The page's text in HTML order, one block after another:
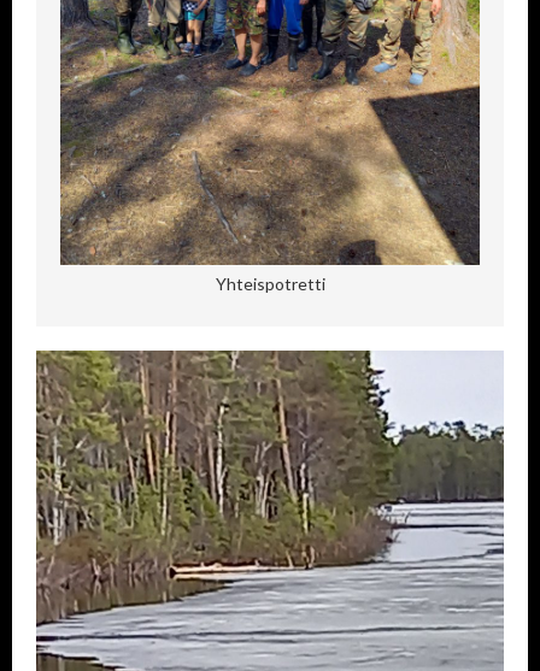
Yhteispotretti